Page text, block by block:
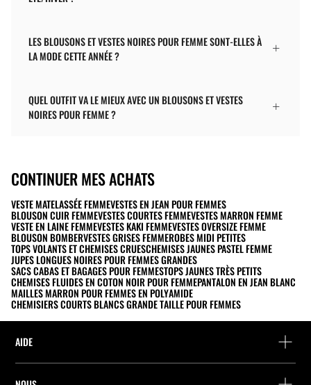
LES BLOUSONS ET VESTES NOIRES POUR FEMME SONT-ELLES À
LA MODE CETTE ANNÉE ?
QUEL OUTFIT VA LE MIEUX AVEC UN BLOUSONS ET VESTES
NOIRES POUR FEMME ?
CONTINUER MES ACHATS
VESTE MATELASSÉE FEMMEVESTES EN JEAN POUR FEMMES
BLOUSON CUIR FEMMEVESTES COURTES FEMMEVESTES MARRON FEMME
VESTE EN LAINE FEMMEVESTES KAKI FEMMEVESTES OVERSIZE FEMME
BLOUSON BOMBERVESTES GRISES FEMMEROBES MIDI PETITES
TOPS VOLANTS ET CHEMISES CRUESCHEMISES JAUNES PASTEL FEMME
JUPES LONGUES NOIRES POUR FEMMES GRANDES
SACS CABAS ET BAGAGES POUR FEMMESTOPS JAUNES TRÈS PETITS
CHEMISES FLUIDES EN COTON NOIR POUR FEMMEPANTALON EN JEAN BLANC
MAILLES MARRON POUR FEMMES EN POLYAMIDE
CHEMISIERS COURTS BLANCS GRANDE TAILLE POUR FEMMES
AIDE